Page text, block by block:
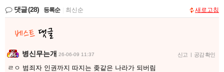
댓글(28) 등록순 최신순 새로고침
병신무는개 26-06-09 11:37 신고 | 공감 확인
ㄹㅇ 범죄자 인권까지 따지는 좆같은 나라가 되버림